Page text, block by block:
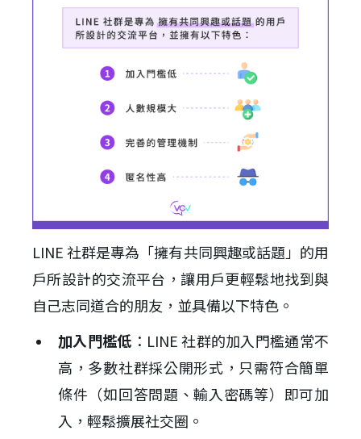
LINE 社群是專為「擁有共同興趣或話題」的用
戶所設計的交流平台，讓用戶更輕鬆地找到與
自己志同道合的朋友，並具備以下特色。
加入門檻低 ：LINE 社群的加入門檻通常不
高，多數社群採公開形式，只需符合簡單
條件（如回答問題、輸入密碼等）即可加
入，輕鬆擴展社交圈。